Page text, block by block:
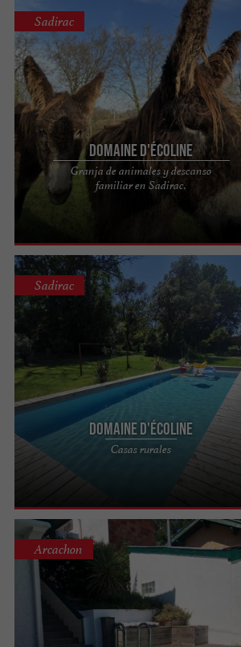
Domaine d'Écoline
Granja de animales y descanso
familiar en Sadirac.
Sadirac
Situada en Sadirac, en la región de Entre-deux-
Mers, a unos veinte kilómetros de Burdeos,
nuestra finca de 7 ...
Domaine d'Écoline
Casas rurales
Sadirac
Arcachon